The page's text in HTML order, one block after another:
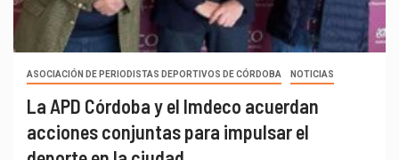
ASOCIACIÓN DE PERIODISTAS DEPORTIVOS DE CÓRDOBA NOTICIAS
La APD Córdoba y el Imdeco acuerdan
acciones conjuntas para impulsar el